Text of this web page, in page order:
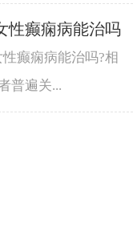
性癫痫病能治吗
癫痫病能治吗?相
普遍关...